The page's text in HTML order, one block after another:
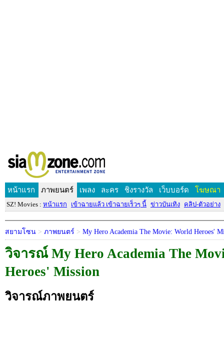
หน้าแรก ภาพยนตร์ เพลง ละคร ชิงรางวัล เว็บบอร์ด โฆษณา
SZ! Movies : หน้าแรก เข้าฉายแล้ว เข้าฉายเร็วๆ นี้ ข่าวบันเทิง คลิป-ตัวอย่าง
สยามโซน > ภาพยนตร์ > My Hero Academia The Movie: World Heroes'
วิจารณ์ My Hero Academia The
Heroes' Mission
วิจารณ์ภาพยนตร์